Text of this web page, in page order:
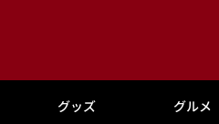
グッズ グルメ